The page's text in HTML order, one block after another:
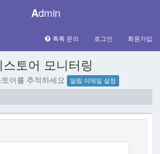
Admin
톡톡 문의 로그인 회원가입
토어 모니터링
어를 추적하세요 알림 이메일 설정